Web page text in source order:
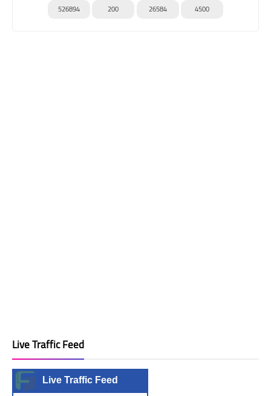
526894 200 26584 4500
Live Traffic Feed
Live Traffic Feed